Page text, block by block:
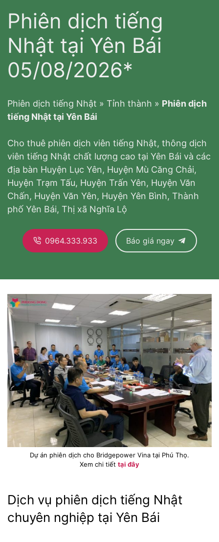
Phiên dịch tiếng
Nhật tại Yên Bái
05/08/2026*
Phiên dịch tiếng Nhật » Tỉnh thành » Phiên dịch
tiếng Nhật tại Yên Bái
Cho thuê phiên dịch viên tiếng Nhật, thông dịch
viên tiếng Nhật chất lượng cao tại Yên Bái và các
địa bàn Huyện Lục Yên, Huyện Mù Căng Chải,
Huyện Trạm Tấu, Huyện Trấn Yên, Huyện Văn
Chấn, Huyện Văn Yên, Huyện Yên Bình, Thành
phố Yên Bái, Thị xã Nghĩa Lộ
0964.333.933 Báo giá ngay
Dự án phiên dịch cho Bridgepower Vina tại Phú Thọ.
Xem chi tiết tại đây
Dịch vụ phiên dịch tiếng Nhật
chuyên nghiệp tại Yên Bái